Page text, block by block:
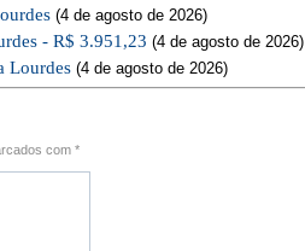
(4 de agosto de 2026)
- R$ 3.951,23 (4 de agosto de 2026)
Lourdes (4 de agosto de 2026)
com *